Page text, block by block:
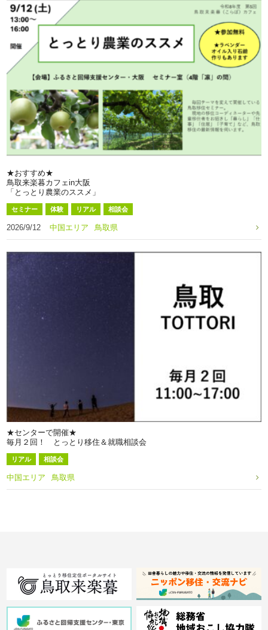
★おすすめ★
鳥取来楽暮カフェin大阪
「とっとり農業のススメ」
セミナー 体験 リアル 相談会
2026/9/12 中国エリア 鳥取県
★センターで開催★
毎月２回！ とっとり移住＆就職相談会
リアル 相談会
中国エリア 鳥取県